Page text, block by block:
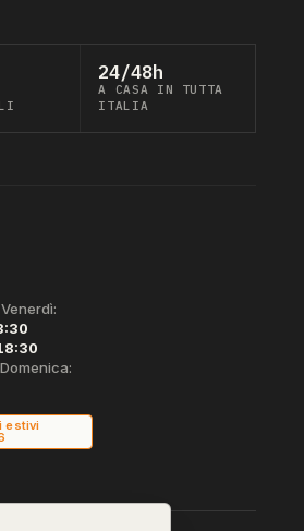
24/48h
A CASA IN TUTTA
ITALIA
estivi